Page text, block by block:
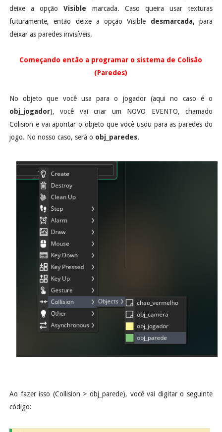
deixe a opçãoVisible marcada. Caso queira usar texturas
futuramente, então deixe a opção Visible desmarcada,para
deixar as paredes invisíveis.
Começando então a programar o sistema de Colisão
(Paredes)
No objeto que você usa para o jogador (aqui no caso é o
obj_jogador), você vai criar um NOVO EVENTO, chamado
Colision e vai apontar o objeto que você usou para as paredes do
jogo. No nosso caso, será o obj_paredes.
Ao fazer isso (Collision > obj_parede), você vai digitar o seguinte
código: